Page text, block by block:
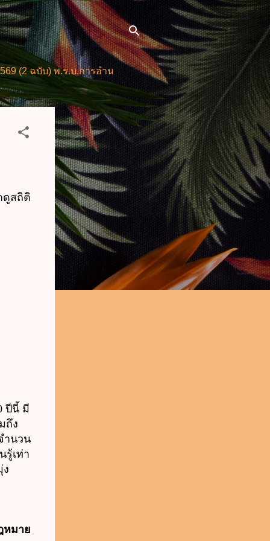
.ร.บ.การอำนวยการความสะดวกในการพิจารณาอนุญาตและ
ดูสถิติ
ปีนี้ มี
ถึง
ำนวน
รู้เท่า
ง
หมาย